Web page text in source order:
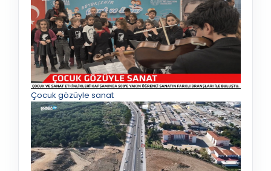
Çocuk gözüyle sanat